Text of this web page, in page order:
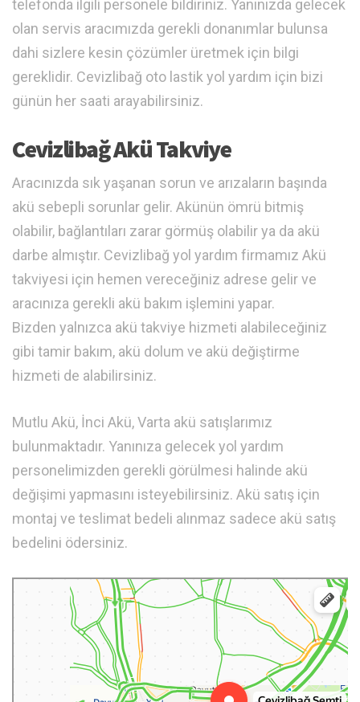
telefonda ilgili personele bildiriniz. Yanınızda gelecek
olan servis aracımızda gerekli donanımlar bulunsa
dahi sizlere kesin çözümler üretmek için bilgi
gereklidir. Cevizlibağ oto lastik yol yardım için bizi
günün her saati arayabilirsiniz.
Cevizlibağ Akü Takviye
Aracınızda sık yaşanan sorun ve arızaların başında
akü sebepli sorunlar gelir. Akünün ömrü bitmiş
olabilir, bağlantıları zarar görmüş olabilir ya da akü
darbe almıştır. Cevizlibağ yol yardım firmamız Akü
takviyesi için hemen vereceğiniz adrese gelir ve
aracınıza gerekli akü bakım işlemini yapar.
Bizden yalnızca akü takviye hizmeti alabileceğiniz
gibi tamir bakım, akü dolum ve akü değiştirme
hizmeti de alabilirsiniz.
Mutlu Akü, İnci Akü, Varta akü satışlarımız
bulunmaktadır. Yanınıza gelecek yol yardım
personelimizden gerekli görülmesi halinde akü
değişimi yapmasını isteyebilirsiniz. Akü satış için
montaj ve teslimat bedeli alınmaz sadece akü satış
bedelini ödersiniz.
Canlı Yol Durumu — Yandex.Haritalar